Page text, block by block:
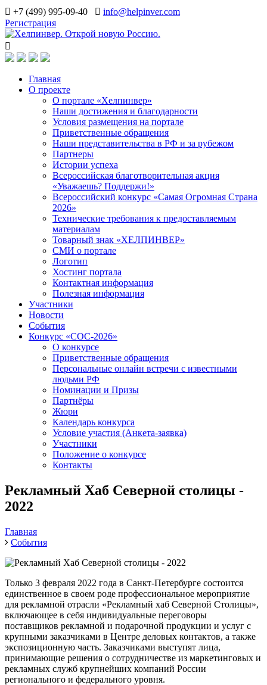
+7 (499) 995-09-40
info@helpinver.com
Регистрация
Главная
О проекте
О портале «Хелпинвер»
Наши достижения и благодарности
Условия размещения на портале
Приветственные обращения
Наши представительства в РФ и за рубежом
Партнеры
Истории успеха
Всероссийская благотворительная акция
«Уважаешь? Поддержи!»
Всероссийский конкурс «Самая Огромная Страна
2026»
Технические требования к предоставляемым
материалам
Товарный знак «ХЕЛПИНВЕР»
СМИ о портале
Логотип
Хостинг портала
Контактная информация
Полезная информация
Участники
Новости
События
Конкурс «СОС-2026»
О конкурсе
Приветственные обращения
Персональные онлайн встречи с известными
людьми РФ
Номинации и Призы
Партнёры
Жюри
Календарь конкурса
Условие участия (Анкета-заявка)
Участники
Положение о конкурсе
Контакты
Рекламный Хаб Северной cтолицы -
2022
Главная
События
Только 3 февраля 2022 года в Санкт-Петербурге состоится
единственное в своем роде профессиональное мероприятие
для рекламной отрасли «Рекламный хаб Северной Столицы»,
включающее в себя индивидуальные переговоры
поставщиков рекламной и подарочной продукции и услуг с
крупными заказчиками в Центре деловых контактов, а также
экспозиционную часть. Заказчиками выступят лица,
принимающие решения о сотрудничестве из маркетинговых и
рекламных служб крупнейших компаний России
регионального и федерального уровня.